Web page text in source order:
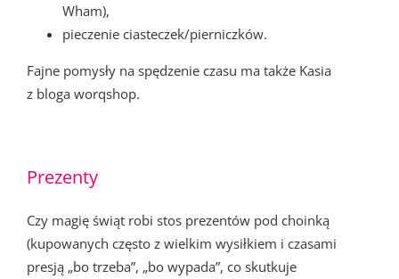
Wham),
pieczenie ciasteczek/pierniczków.
Fajne pomysły na spędzenie czasu ma także Kasia
z bloga worqshop.
Prezenty
Czy magię świąt robi stos prezentów pod choinką
(kupowanych często z wielkim wysiłkiem i czasami
presją „bo trzeba”, „bo wypada”, co skutkuje